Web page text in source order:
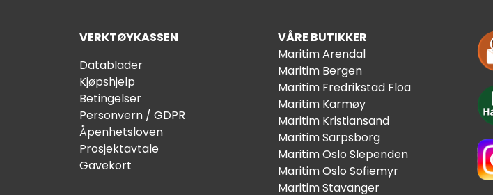
VERKTØYKASSEN
Datablader
Kjøpshjelp
Betingelser
Personvern / GDPR
Åpenhetsloven
Prosjektavtale
Gavekort
VÅRE BUTIKKER
Maritim Arendal
Maritim Bergen
Maritim Fredrikstad Floa
Maritim Karmøy
Maritim Kristiansand
Maritim Sarpsborg
Maritim Oslo Slependen
Maritim Oslo Sofiemyr
Maritim Stavanger